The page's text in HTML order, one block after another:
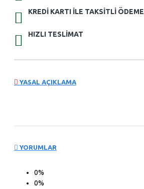
KREDI KARTI ILE TAKSITLI ÖDEME
HIZLI TESLIMAT
YASAL AÇIKLAMA
YORUMLAR
0%
0%